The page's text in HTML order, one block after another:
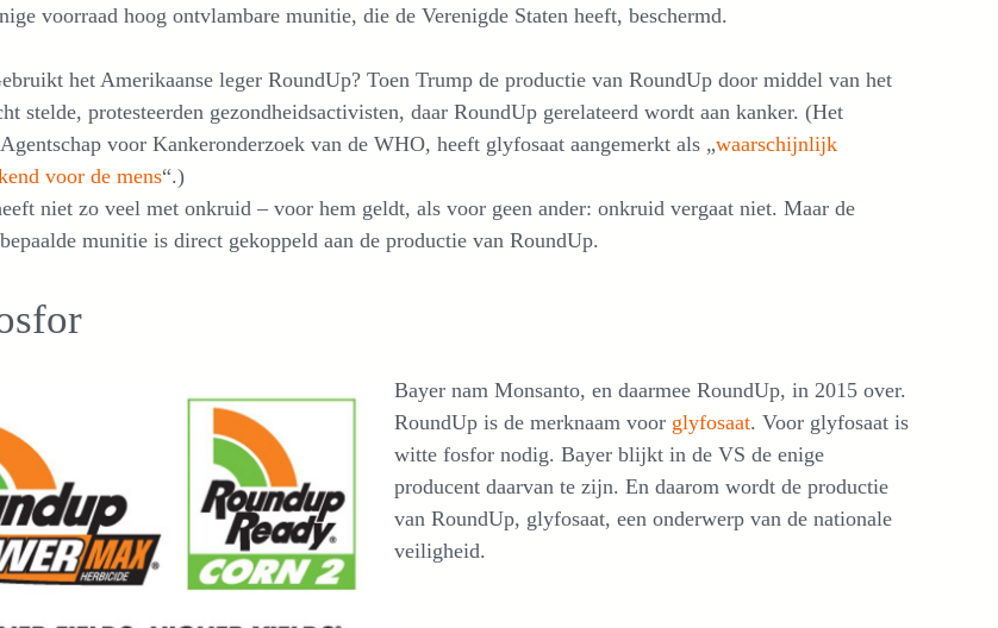
voorraad hoog ontvlambare munitie, die de Verenigde Staten heeft, beschermd.
het Amerikaanse leger RoundUp? Toen Trump de productie van RoundUp door middel van het
stelde, protesteerden gezondheidsactivisten, daar RoundUp gerelateerd wordt aan kanker. (Het
voor Kankeronderzoek van de WHO, heeft glyfosaat aangemerkt als „waarschijnlijk
voor de mens“.)
niet zo veel met onkruid – voor hem geldt, als voor geen ander: onkruid vergaat niet. Maar de
munitie is direct gekoppeld aan de productie van RoundUp.
Bayer nam Monsanto, en daarmee RoundUp, in 2015 over.
RoundUp is de merknaam voor glyfosaat. Voor glyfosaat is
witte fosfor nodig. Bayer blijkt in de VS de enige
producent daarvan te zijn. En daarom wordt de productie
van RoundUp, glyfosaat, een onderwerp van de nationale
veiligheid.